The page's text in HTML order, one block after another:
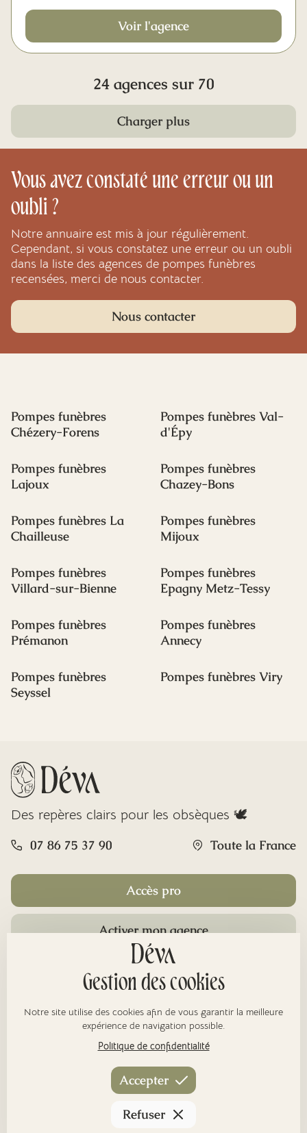
Voir l'agence
24 agences sur 70
Charger plus
Vous avez constaté une erreur ou un
oubli ?
Notre annuaire est mis à jour régulièrement.
Cependant, si vous constatez une erreur ou un oubli
dans la liste des agences de pompes funèbres
recensées, merci de nous contacter.
Nous contacter
Pompes funèbres
Chézery-Forens
Pompes funèbres Val-
d'Épy
Pompes funèbres
Lajoux
Pompes funèbres
Chazey-Bons
Pompes funèbres La
Chailleuse
Pompes funèbres
Mijoux
Pompes funèbres
Villard-sur-Bienne
Pompes funèbres
Epagny Metz-Tessy
Pompes funèbres
Prémanon
Pompes funèbres
Annecy
Pompes funèbres
Seyssel
Pompes funèbres Viry
Des repères clairs pour les obsèques 🕊️
07 86 75 37 90 Toute la France
Accès pro
Activer mon agence
Gestion des cookies
Notre site utilise des cookies afin de vous garantir la meilleure
expérience de navigation possible.
Politique de confidentialité
Accepter
Refuser